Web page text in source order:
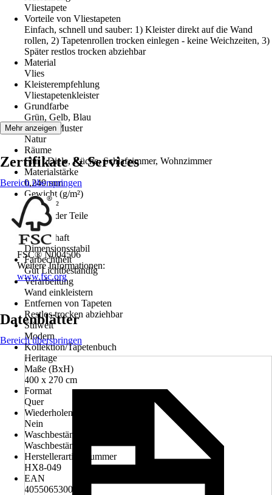
Vliestapete
Vorteile von Vliestapeten
Einfach, schnell und sauber: 1) Kleister direkt auf die Wand
rollen, 2) Tapetenrollen trocken einlegen - keine Weichzeiten, 3)
Später restlos trocken abziehbar
Material
Vlies
Kleisterempfehlung
Vliestapetenkleister
Grundfarbe
Grün, Gelb, Blau
Dekor / Muster
Natur
Räume
Flur / Diele, Küche, Schlafzimmer, Wohnzimmer
Materialstärke
0,249 mm
Gewicht (g/m²)
150 g/m²
Anzahl der Teile
8
Eigenschaft
Dimensionsstabil
Farbechtheit
Gut Lichtbeständig
Verarbeitung
Wand einkleistern
Entfernen von Tapeten
Restlos trocken abziehbar
Stilwelt
Modern
Kollektion/Tapetenbuch
Heritage
Maße (BxH)
400 x 270 cm
Format
Quer
Wiederholendes Design
Nein
Waschbeständigkeit
Waschbeständig
Herstellerartikelnummer
HX8-049
EAN
4055065300493
Mehr anzeigen
Zertifikate & Services
Bereich überspringen
FSC® N004506
Weitere Informationen:
www.fsc.org
Datenblätter
Bereich überspringen